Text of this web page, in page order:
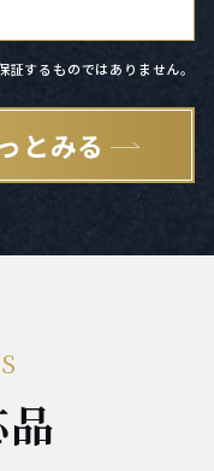
するものではありません。
とみる